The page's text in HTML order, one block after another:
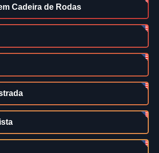
Cadeira de Rodas